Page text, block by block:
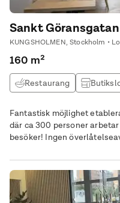
Sankt Göransgatan
KUNGSHOLMEN, Stockholm •
160 m²
Restaurang
Fantastisk möjlighet
där ca 300 personer
besöker! Ingen
konferenslokalen.